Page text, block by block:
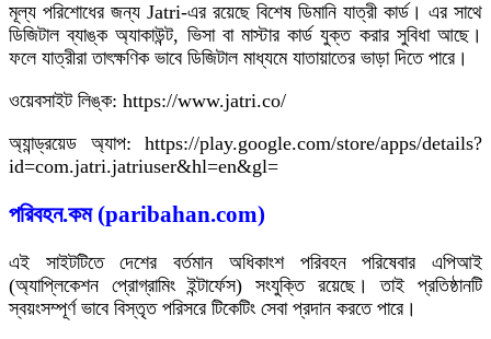
মূল্য পরিশোধের জন্য Jatri-এর রয়েছে বিশেষ ডিমানি যাত্রী কার্ড। এর সাথে
ডিজিটাল ব্যাঙ্ক অ্যাকাউন্ট, ভিসা বা মাস্টার কার্ড যুক্ত করার সুবিধা আছে।
ফলে যাত্রীরা তাৎক্ষণিক ভাবে ডিজিটাল মাধ্যমে যাতায়াতের ভাড়া দিতে পারে।
ওয়েবসাইট লিঙ্ক: https://www.jatri.co/
অ্যান্ড্রয়েড অ্যাপ: https://play.google.com/store/apps/details?
id=com.jatri.jatriuser&hl=en&gl=
পরিবহন.কম (paribahan.com)
এই সাইটটিতে দেশের বর্তমান অধিকাংশ পরিবহন পরিষেবার এপিআই
(অ্যাপ্লিকেশন প্রোগ্রামিং ইন্টার্ফেস) সংযুক্তি রয়েছে। তাই প্রতিষ্ঠানটি
স্বয়ংসম্পূর্ণ ভাবে বিস্তৃত পরিসরে টিকেটিং সেবা প্রদান করতে পারে।